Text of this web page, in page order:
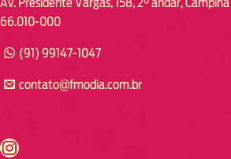
66.010-000
(91) 99147-1047
contato@fmodia.com.br
https://www.instagram.com/fmodia.cabofrio/